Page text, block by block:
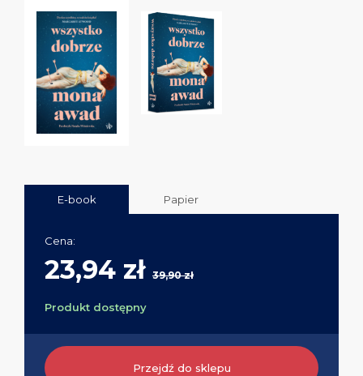
E-book Papier
Cena:
23,94 zł 39,90 zł
Produkt dostępny
Przejdź do sklepu